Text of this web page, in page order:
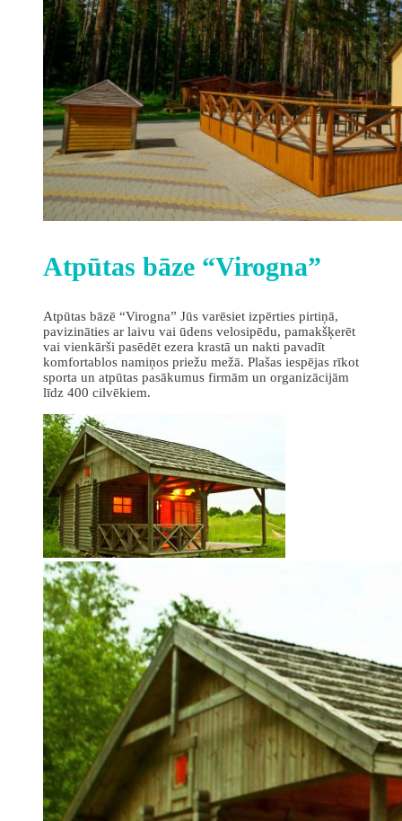
Atpūtas bāze “Virogna”
Atpūtas bāzē “Virogna” Jūs varēsiet izpērties pirtiņā,
pavizināties ar laivu vai ūdens velosipēdu, pamakšķerēt
vai vienkārši pasēdēt ezera krastā un nakti pavadīt
komfortablos namiņos priežu mežā. Plašas iespējas rīkot
sporta un atpūtas pasākumus firmām un organizācijām
līdz 400 cilvēkiem.